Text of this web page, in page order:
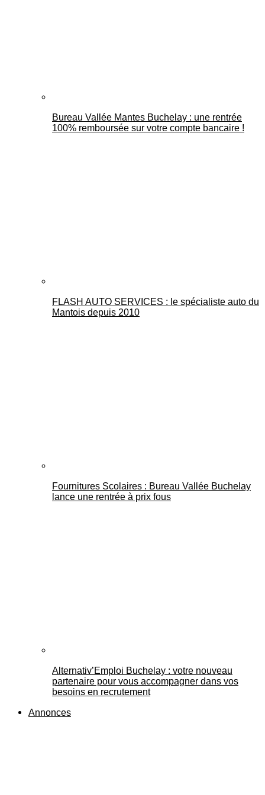
Bureau Vallée Mantes Buchelay : une rentrée
100% remboursée sur votre compte bancaire !
FLASH AUTO SERVICES : le spécialiste auto du
Mantois depuis 2010
Fournitures Scolaires : Bureau Vallée Buchelay
lance une rentrée à prix fous
Alternativ’Emploi Buchelay : votre nouveau
partenaire pour vous accompagner dans vos
besoins en recrutement
Annonces